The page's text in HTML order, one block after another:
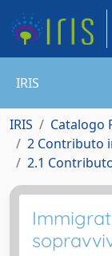
IRIS
IRIS
Catalogo
2 Contributo
2.1